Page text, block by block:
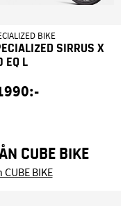
BIKE
SIRRUS X
EQ L
CUBE BIKE
BIKE